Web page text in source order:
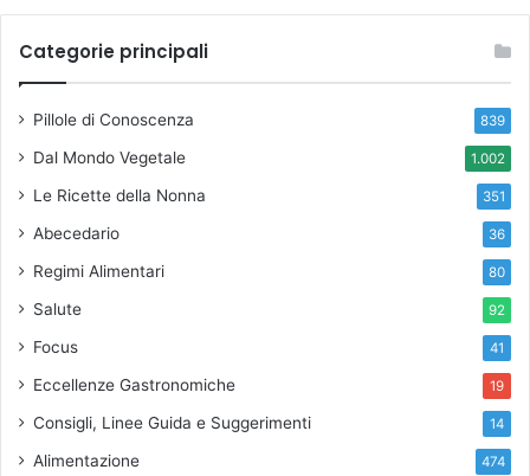
Categorie principali
Pillole di Conoscenza 839
Dal Mondo Vegetale 1.002
Le Ricette della Nonna 351
Abecedario 36
Regimi Alimentari 80
Salute 92
Focus 41
Eccellenze Gastronomiche 19
Consigli, Linee Guida e Suggerimenti 14
Alimentazione 474